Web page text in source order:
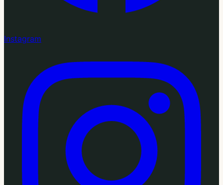
Instagram